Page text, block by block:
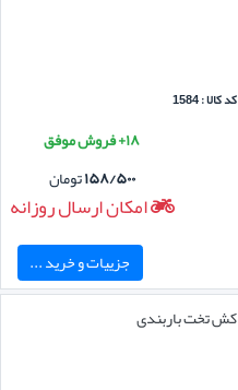
کد کالا : 1584
۱۸+ فروش موفق
۱۵۸/۵۰۰تومان
امکان ارسال روزانه
جزییات و خرید ...
کش تخت باربندی